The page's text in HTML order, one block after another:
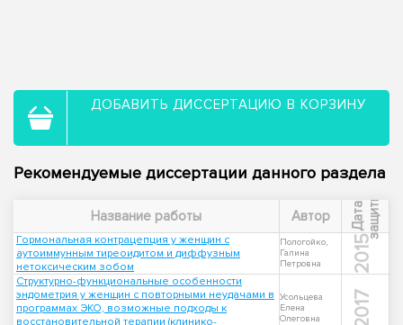
ДОБАВИТЬ ДИССЕРТАЦИЮ В КОРЗИНУ
Рекомендуемые диссертации данного раздела
Название работы Автор Д
а
т
а
з
а
щ
и
т ы
Гормональная контрацепция у женщин с
аутоиммунным тиреоидитом и диффузным
нетоксическим зобом
Пологойко,
Галина
Петровна
2015
Структурно-функциональные особенности
эндометрия у женщин с повторными неудачами в
программах ЭКО, возможные подходы к
восстановительной терапии (клинико-
Усольцева
Елена
Олеговна
2017